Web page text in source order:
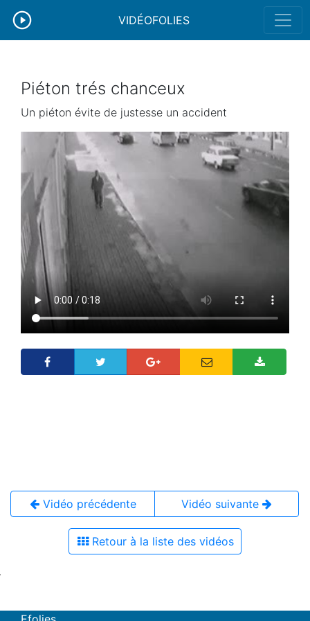
VIDÉOFOLIES
Piéton trés chanceux
Un piéton évite de justesse un accident
Vidéo précédente Vidéo suivante
Retour à la liste des vidéos